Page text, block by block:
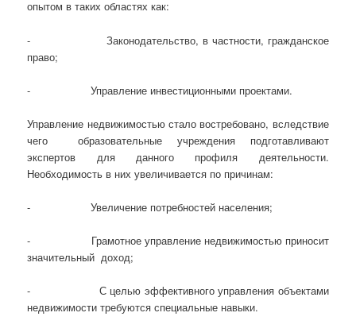
опытом в таких областях как:
- Законодательство, в частности, гражданское
право;
- Управление инвестиционными проектами.
Управление недвижимостью стало востребовано, вследствие
чего образовательные учреждения подготавливают
экспертов для данного профиля деятельности.
Необходимость в них увеличивается по причинам:
- Увеличение потребностей населения;
- Грамотное управление недвижимостью приносит
значительный доход;
- С целью эффективного управления объектами
недвижимости требуются специальные навыки.